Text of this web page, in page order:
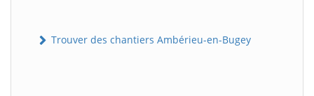
Trouver des chantiers Ambérieu-en-Bugey